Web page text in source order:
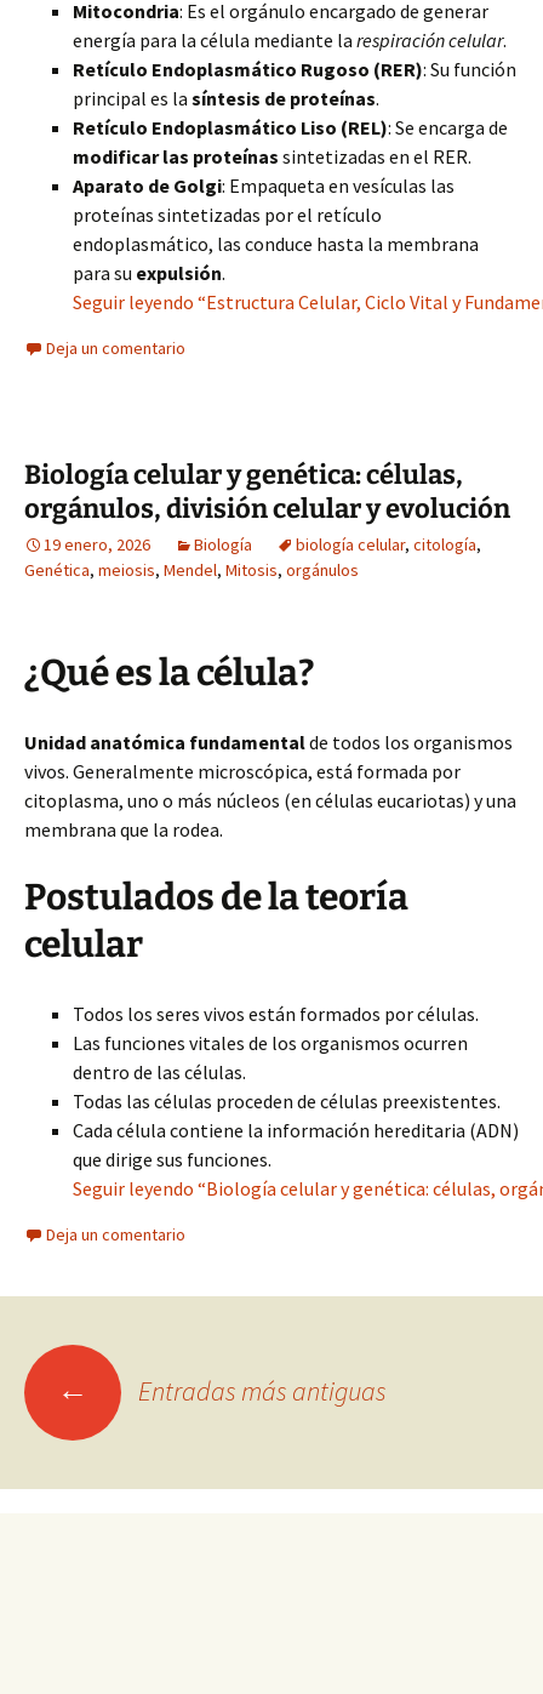
Mitocondria: Es el orgánulo encargado de generar
energía para la célula mediante la respiración celular.
Retículo Endoplasmático Rugoso (RER): Su función
principal es la síntesis de proteínas.
Retículo Endoplasmático Liso (REL): Se encarga de
modificar las proteínas sintetizadas en el RER.
Aparato de Golgi: Empaqueta en vesículas las
proteínas sintetizadas por el retículo
endoplasmático, las conduce hasta la membrana
para su expulsión.
Seguir leyendo “Estructura Celular, Ciclo Vital y
Deja un comentario
Biología celular y genética: células,
orgánulos, división celular y evolución
19 enero, 2026 Biología biología celular, citología,
Genética, meiosis, Mendel, Mitosis, orgánulos
¿Qué es la célula?
Unidad anatómica fundamentalde todos los organismos
vivos. Generalmente microscópica, está formada por
citoplasma, uno o más núcleos (en células eucariotas) y una
membrana que la rodea.
Postulados de la teoría
celular
Todos los seres vivos están formados por células.
Las funciones vitales de los organismos ocurren
dentro de las células.
Todas las células proceden de células preexistentes.
Cada célula contiene la información hereditaria (ADN)
que dirige sus funciones.
Seguir leyendo “Biología celular y genética: células,
Deja un comentario
Ir ← Entradas más antiguas